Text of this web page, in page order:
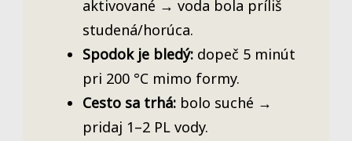
aktivované → voda bola príliš
studená/horúca.
Spodok je bledý: dopeč 5 minút
pri 200 °C mimo formy.
Cesto sa trhá: bolo suché →
pridaj 1–2 PL vody.